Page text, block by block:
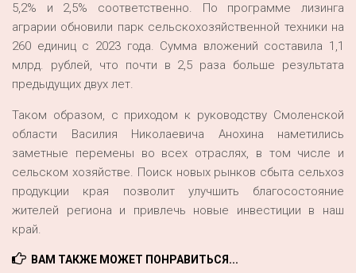
5,2% и 2,5% соответственно. По программе лизинга
аграрии обновили парк сельскохозяйственной техники на
260 единиц с 2023 года. Сумма вложений составила 1,1
млрд. рублей, что почти в 2,5 раза больше результата
предыдущих двух лет.
Таком образом, с приходом к руководству Смоленской
области Василия Николаевича Анохина наметились
заметные перемены во всех отраслях, в том числе и
сельском хозяйстве. Поиск новых рынков сбыта сельхоз
продукции края позволит улучшить благосостояние
жителей региона и привлечь новые инвестиции в наш
край.
ВАМ ТАКЖЕ МОЖЕТ ПОНРАВИТЬСЯ...